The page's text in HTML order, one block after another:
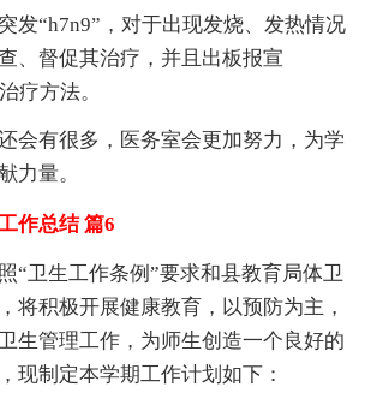
“h7n9”，对于出现发烧、发热情况
、督促其治疗，并且出板报宣
疗方法。
有很多，医务室会更加努力，为学
力量。
总结 篇6
卫生工作条例”要求和县教育局体卫
将积极开展健康教育，以预防为主，
生管理工作，为师生创造一个良好的
现制定本学期工作计划如下：